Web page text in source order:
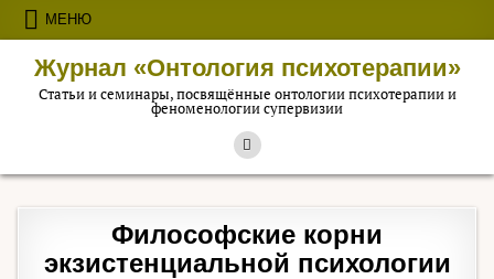
Перейти к содержимому
МЕНЮ
Журнал «Онтология психотерапии»
Статьи и семинары, посвящённые онтологии психотерапии и
феноменологии супервизии
Философские корни
экзистенциальной психологии